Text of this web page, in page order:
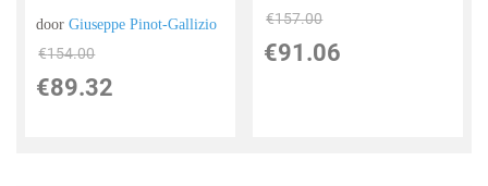
doorGiuseppe Pinot-Gallizio
€154.00
€89.32
€157.00
€91.06